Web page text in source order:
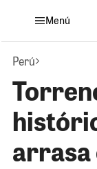
Menú
Perú